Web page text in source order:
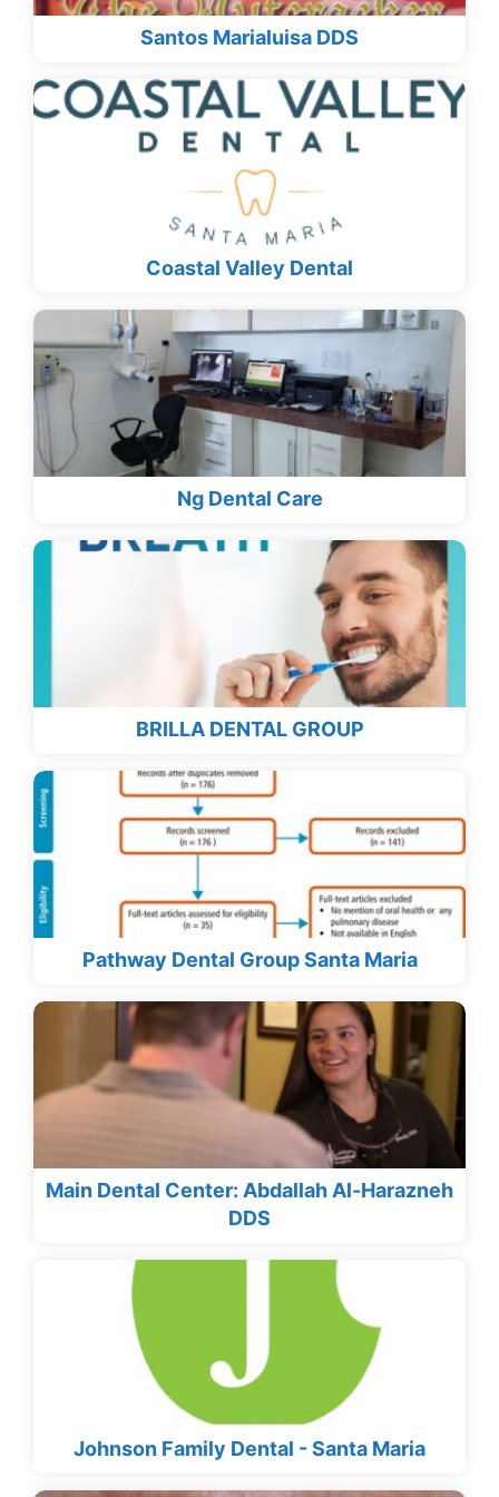
Santos Marialuisa DDS
Coastal Valley Dental
Ng Dental Care
BRILLA DENTAL GROUP
Pathway Dental Group Santa Maria
Main Dental Center: Abdallah Al-Harazneh
DDS
Johnson Family Dental - Santa Maria